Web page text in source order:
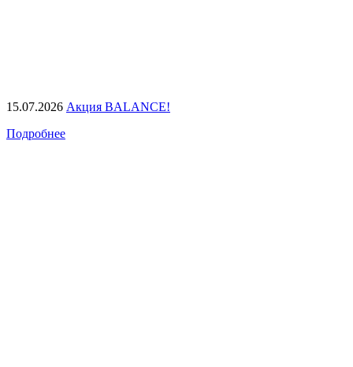
15.07.2026 Акция BALANCE!
Подробнее